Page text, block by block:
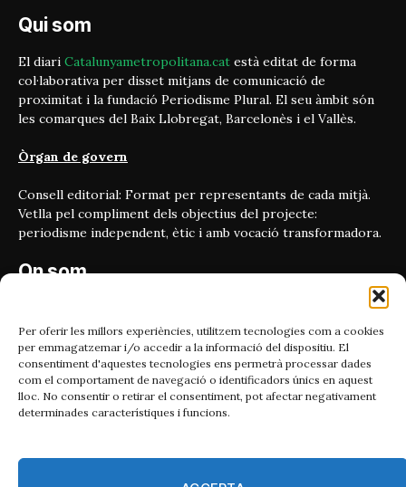
Per oferir les millors experiències, utilitzem tecnologies com a cookies
per emmagatzemar i/o accedir a la informació del dispositiu. El
consentiment d'aquestes tecnologies ens permetrà processar dades
com el comportament de navegació o identificadors únics en aquest
lloc. No consentir o retirar el consentiment, pot afectar negativament
determinades característiques i funcions.
Qui som
El diari Catalunyametropolitana.cat està editat de forma
col·laborativa per disset mitjans de comunicació de
proximitat i la fundació Periodisme Plural. El seu àmbit són
les comarques del Baix Llobregat, Barcelonès i el Vallès.
Òrgan de govern
Consell editorial: Format per representants de cada mitjà.
Vetlla pel compliment dels objectius del projecte:
periodisme independent, ètic i amb vocació transformadora.
On som
08010, Barcelona
Contacta'ns
Email:
catmet@periodismeplural.cat
Telèfon: